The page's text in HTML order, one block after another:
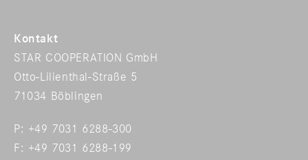
Kontakt
STAR COOPERATION GmbH
Otto-Lilienthal-Straße 5
71034 Böblingen
P: +49 7031 6288-300
F: +49 7031 6288-199